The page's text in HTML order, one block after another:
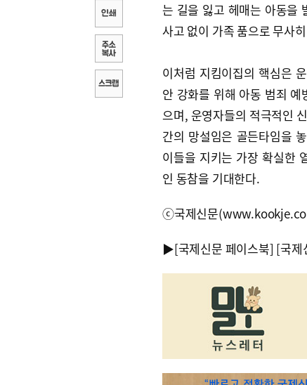
는 길을 잃고 헤매는 아동을
사고 없이 가족 품으로 무사
이처럼 지킴이집의 핵심은
안 강화를 위해 아동 범죄
으며, 운영자들의 적극적인
간의 망설임은 골든타임을
이들을 지키는 가장 확실한
인 동참을 기대한다.
ⓒ국제신문
▶[국제신문 페이스북] [국제